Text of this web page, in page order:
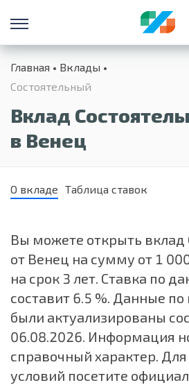
Главная
Вклады
Состоятельный
Вклад
в Венец
О вкладе Таблица ставок
Вы можете открыть вклад
от Венец на сумму от 1
на срок 3 лет. Ставка по
составит 6.5 %. Данные
были актуализированы
06.08.2026. Информация
справочный характер.
условий посетите